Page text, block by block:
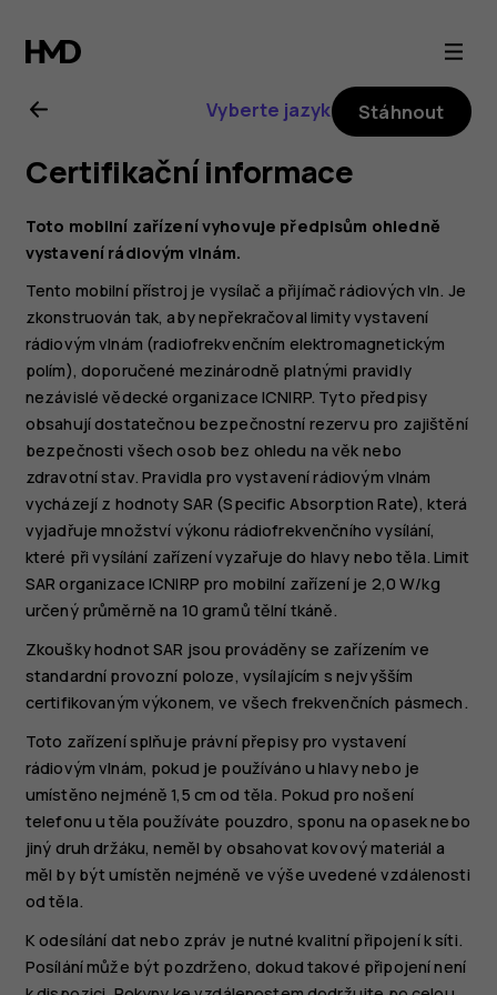
Uživatelská
příručka
k telefonu
Nokia 6.2
Vyberte jazyk Stáhnout
Certifikační informace
Toto mobilní zařízení vyhovuje předpisům ohledně
vystavení rádiovým vlnám.
Tento mobilní přístroj je vysílač a přijímač rádiových vln. Je
zkonstruován tak, aby nepřekračoval limity vystavení
rádiovým vlnám (radiofrekvenčním elektromagnetickým
polím), doporučené mezinárodně platnými pravidly
nezávislé vědecké organizace ICNIRP. Tyto předpisy
obsahují dostatečnou bezpečnostní rezervu pro zajištění
bezpečnosti všech osob bez ohledu na věk nebo
zdravotní stav. Pravidla pro vystavení rádiovým vlnám
vycházejí z hodnoty SAR (Specific Absorption Rate), která
vyjadřuje množství výkonu rádiofrekvenčního vysílání,
které při vysílání zařízení vyzařuje do hlavy nebo těla. Limit
SAR organizace ICNIRP pro mobilní zařízení je 2,0 W/kg
určený průměrně na 10 gramů tělní tkáně.
Zkoušky hodnot SAR jsou prováděny se zařízením ve
standardní provozní poloze, vysílajícím s nejvyšším
certifikovaným výkonem, ve všech frekvenčních pásmech.
Toto zařízení splňuje právní přepisy pro vystavení
rádiovým vlnám, pokud je používáno u hlavy nebo je
umístěno nejméně 1,5 cm od těla. Pokud pro nošení
telefonu u těla používáte pouzdro, sponu na opasek nebo
jiný druh držáku, neměl by obsahovat kovový materiál a
měl by být umístěn nejméně ve výše uvedené vzdálenosti
od těla.
K odesílání dat nebo zpráv je nutné kvalitní připojení k síti.
Posílání může být pozdrženo, dokud takové připojení není